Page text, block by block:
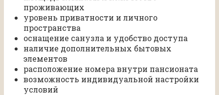
проживающих
уровень приватности и личного
пространства
оснащение санузла и удобство доступа
наличие дополнительных бытовых
элементов
расположение номера внутри пансионата
возможность индивидуальной настройки
условий